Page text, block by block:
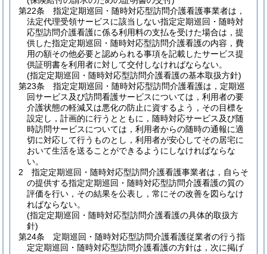
第22条
指定定期巡回・随時対応型訪問介護看護事業者は，
法定代理受領サービスに該当しない指定定期巡回・随時対
応型訪問介護看護に係る利用料の支払を受けた場合は，提
供した指定定期巡回・随時対応型訪問介護看護の内容，費
用の額その他必要と認められる事項を記載したサービス提
供証明書を利用者に対して交付しなければならない。
(指定定期巡回・随時対応型訪問介護看護の基本取扱方針)
第23条
指定定期巡回・随時対応型訪問介護看護は，定期巡
回サービス及び訪問看護サービスについては，利用者の要
介護状態の軽減又は悪化の防止に資するよう，その目標を
設定し，計画的に行うとともに，随時対応サービス及び随
時訪問サービスについては，利用者からの随時の通報に適
切に対応して行うものとし，利用者が安心してその居宅に
おいて生活を送ることができるようにしなければならな
い。
2
指定定期巡回・随時対応型訪問介護看護事業者は，自らそ
の提供する指定定期巡回・随時対応型訪問介護看護の質の
評価を行い，その結果を公表し，常にその改善を図らなけ
ればならない。
(指定定期巡回・随時対応型訪問介護看護の具体的取扱方
針)
第24条
定期巡回・随時対応型訪問介護看護従業者の行う指
定定期巡回・随時対応型訪問介護看護の方針は，次に掲げ